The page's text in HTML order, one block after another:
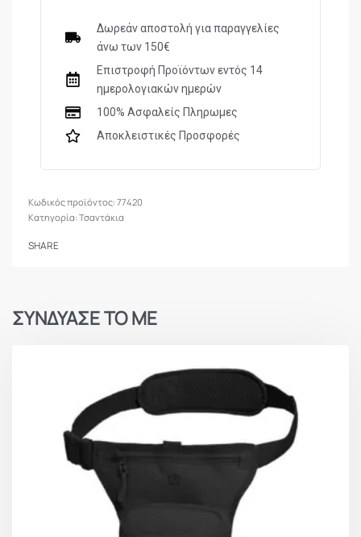
Δωρεάν αποστολή για παραγγελίες
άνω των 150€
Επιστροφή Προϊόντων εντός 14
ημερολογιακών ημερών
100% Ασφαλείς Πληρωμες
Αποκλειστικές Προσφορές
77420
Κατηγορία:Τσαντάκια
SHARE
ΣΥΝΔΥΑΣΕ ΤΟ ΜΕ